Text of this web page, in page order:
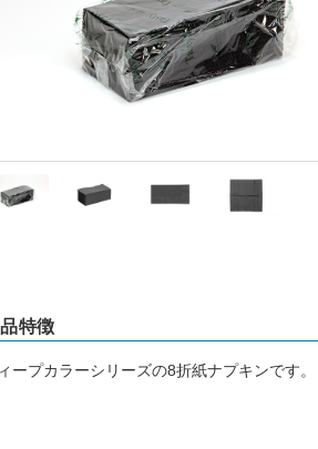
特徴
ープカラーシリーズの8折紙ナプキンです。